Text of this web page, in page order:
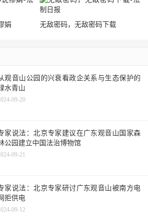
娟 无敌密码，无敌密码下载
观音山公园的兴衰看政企关系与生态保护的
水青山
09-20
家说法：北京专家建议在广东观音山国家森
公园建立中国法治博物馆
09-21
家说法：北京专家研讨广东观音山被南方电
拒供电
09-12